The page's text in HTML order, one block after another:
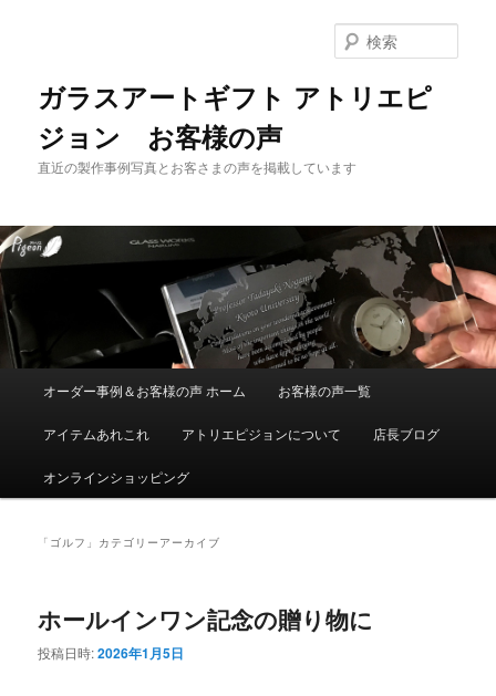
移
動
動
ガラスアートギフト アトリエピ
ジョン お客様の声
直近の製作事例写真とお客さまの声を掲載しています
索
ュ
オーダー事例＆お客様の声 ホーム お客様の声一覧
アイテムあれこれ アトリエピジョンについて 店長ブログ
オンラインショッピング
「 ゴルフ 」カテゴリーアーカイブ
ホールインワン記念の贈り物に
投稿日時:2026年1月5日